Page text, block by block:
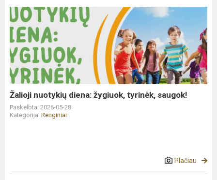
Žalioji
nuotykių
diena:
žygiuok,
tyrinėk,
saugok!
Žalioji nuotykių diena: žygiuok, tyrinėk, saugok!
Paskelbta: 2026-05-28
Kategorija: Renginiai
Plačiau